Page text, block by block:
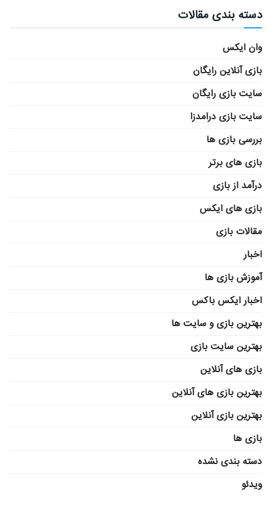
دسته بندی مقالات
وان ایکس
بازی آنلاین رایگان
سایت بازی رایگان
سایت بازی درامدزا
بررسی بازی ها
بازی های برتر
درآمد از بازی
بازی های ایکس
مقالات بازی
اخبار
آموزش بازی ها
اخبار ایکس باکس
بهترین بازی و سایت ها
بهترین سایت بازی
بازی های آنلاین
بهترین بازی های آنلاین
بهترین بازی آنلاین
بازی ها
دسته بندی نشده
ویدئو